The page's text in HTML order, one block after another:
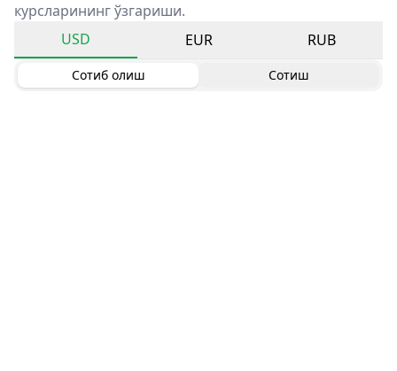
курсларининг ўзгариши.
USD
EUR RUB
Сотиб олиш Сотиш